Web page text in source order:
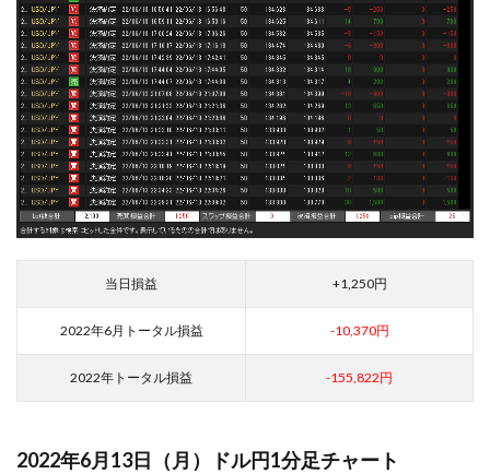
当日損益 +1,250円
2022年6月トータル損益 -10,370円
2022年トータル損益 -155,822円
2022年6月13日（月）ドル円1分足チャート